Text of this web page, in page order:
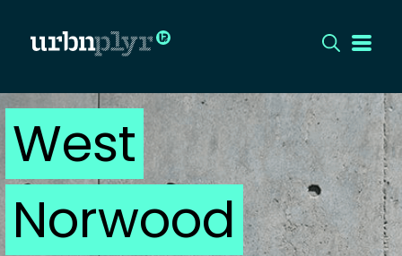
CÍMLAP
DIZÁJN
DIVAT
West
Norwood